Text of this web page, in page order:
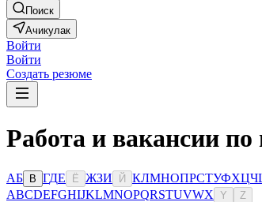
Поиск
Ачикулак
Войти
Войти
Создать резюме
Работа и вакансии
АБ В ГДЕ Ё ЖЗИ Й КЛМНОПРСТУФХЦЧ
ABCDEFGHIJKLMNOPQRSTUVWX Y Z